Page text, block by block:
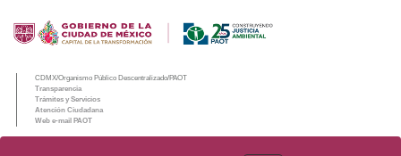
CDMX/Organismo Público Descentralizado/PAOT
Transparencia
Trámites y Servicios
Atención Ciudadana
Web e-mail PAOT